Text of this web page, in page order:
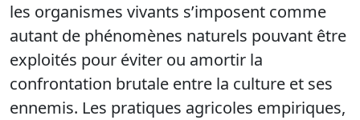
les organismes vivants s’imposent comme
autant de phénomènes naturels pouvant être
exploités pour éviter ou amortir la
confrontation brutale entre la culture et ses
ennemis. Les pratiques agricoles empiriques,